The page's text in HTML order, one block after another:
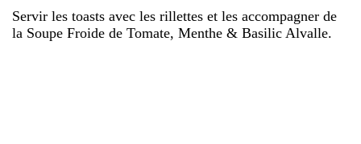
Servir les toasts avec les rillettes et les accompagner de
la Soupe Froide de Tomate, Menthe & Basilic Alvalle.